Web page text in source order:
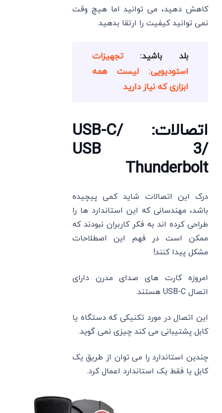
کاهش دهید، می ‌توانید اما هیچ وقت
نمی ‌توانید کیفیت را ارتقا بدهید.
بلد باشید: تجهیزات
استودیویی: لیست همه
ابزاری که نیاز دارید
اتصالات: USB-C/
USB 3/
Thunderbolt
درک این اتصالات شاید کمی پیچیده
باشد، مهندسانی که این استاندارد ها را
طراحی کرده اند به فکر کاربران نبودند که
ممکن است در فهم این اصطلاحات
مشکل پیدا کنند!
امروزه کارت ‌های صدای مدرن دارای
اتصال USB-C هستند.
این اتصال در مورد تکنیکی که دستگاه یا
کابل پشتیبانی می ‌کند چیزی نمی ‌گوید.
چندین استاندارد را می ‌توان از طریق یک
کابل یا فقط یک استاندارد اعمال کرد.